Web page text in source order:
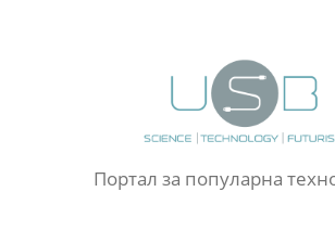
Портал за популарна